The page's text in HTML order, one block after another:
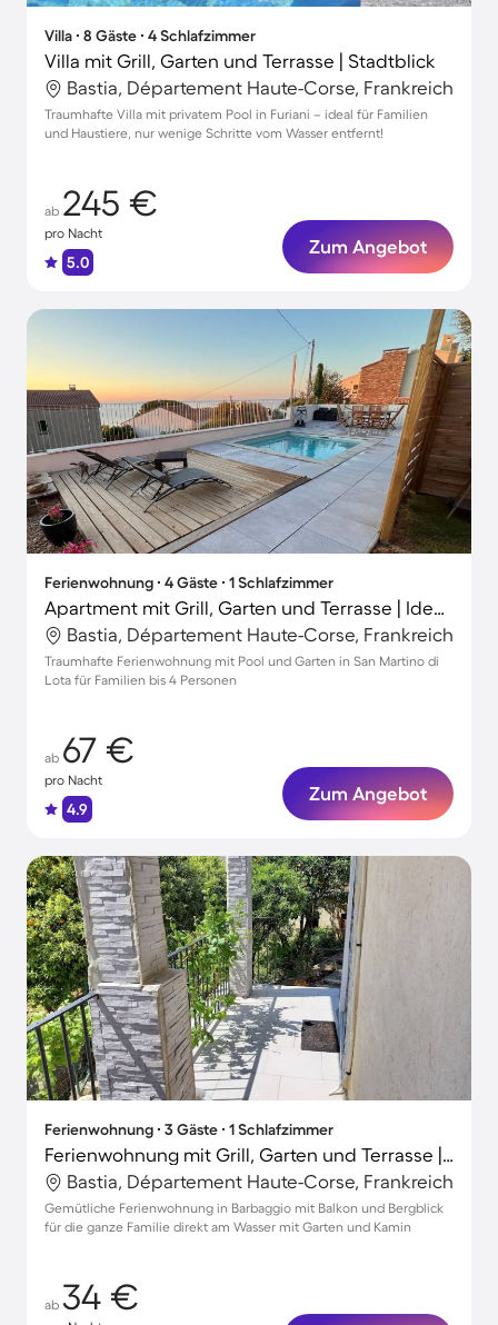
Villa ∙ 8 Gäste ∙ 4 Schlafzimmer
Villa mit Grill, Garten und Terrasse | Stadtblick
Bastia, Département Haute-Corse, Frankreich
Traumhafte Villa mit privatem Pool in Furiani – ideal für Familien
und Haustiere, nur wenige Schritte vom Wasser entfernt!
ab 245 €
pro Nacht
5.0
Zum Angebot
Ferienwohnung ∙ 4 Gäste ∙ 1 Schlafzimmer
Apartment mit Grill, Garten und Terrasse | Ideal für Homeoffice
Bastia, Département Haute-Corse, Frankreich
Traumhafte Ferienwohnung mit Pool und Garten in San Martino di
Lota für Familien bis 4 Personen
ab 67 €
pro Nacht
4.9
Zum Angebot
Ferienwohnung ∙ 3 Gäste ∙ 1 Schlafzimmer
Ferienwohnung mit Grill, Garten und Terrasse | Bergblick
Bastia, Département Haute-Corse, Frankreich
Gemütliche Ferienwohnung in Barbaggio mit Balkon und Bergblick
für die ganze Familie direkt am Wasser mit Garten und Kamin
ab 34 €